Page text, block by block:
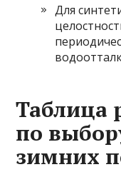
Для
Таблица
по
зимних